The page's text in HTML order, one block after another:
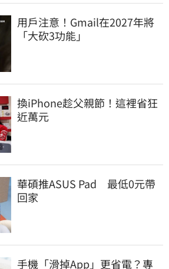
用戶注意！Gmail在2027年將
「大砍3功能」
換iPhone趁父親節！這裡省狂
近萬元
華碩推ASUS Pad　最低0元帶
回家
手機「滑掉App」更省電？專